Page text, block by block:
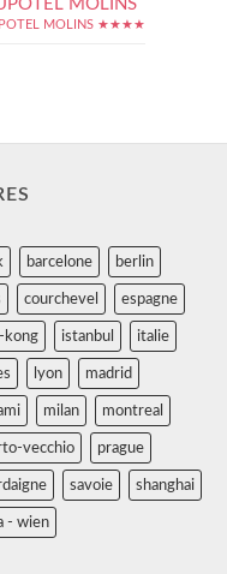
MOLINS
MOLINS ★★★★
barcelone berlin
courchevel espagne
kong istanbul italie
lyon madrid
milan montreal
vecchio prague
savoie shanghai
- wien